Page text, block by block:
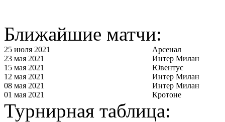
Ближайшие матчи:
25 июля 2021
Арсенал
23 мая 2021
Интер Милан
15 мая 2021
Ювентус
12 мая 2021
Интер Милан
08 мая 2021
Интер Милан
01 мая 2021
Кротоне
Турнирная таблица: